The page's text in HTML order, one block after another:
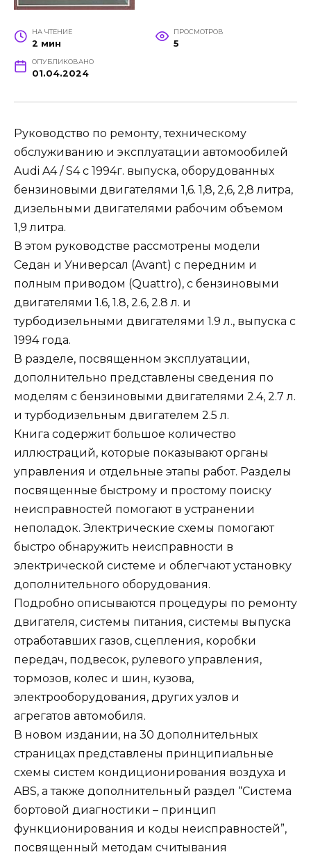
НА ЧТЕНИЕ
2 мин
ПРОСМОТРОВ
5
ОПУБЛИКОВАНО
01.04.2024
Руководство по ремонту, техническому
обслуживанию и эксплуатации автомообилей
Audi A4 / S4 с 1994г. выпуска, оборудованных
бензиновыми двигателями 1,6. 1,8, 2,6, 2,8 литра,
дизельными двигателями рабочим объемом
1,9 литра.
В этом руководстве рассмотрены модели
Седан и Универсал (Avant) с передним и
полным приводом (Quattro), с бензиновыми
двигателями 1.6, 1.8, 2.6, 2.8 л. и
турбодизельными двигателями 1.9 л., выпуска с
1994 года.
В разделе, посвященном эксплуатации,
дополнительно представлены сведения по
моделям с бензиновыми двигателями 2.4, 2.7 л.
и турбодизельным двигателем 2.5 л.
Книга содержит большое количество
иллюстраций, которые показывают органы
управления и отдельные этапы работ. Разделы
посвященные быстрому и простому поиску
неисправностей помогают в устранении
неполадок. Электрические схемы помогают
быстро обнаружить неисправности в
электрической системе и облегчают установку
дополнительного оборудования.
Подробно описываются процедуры по ремонту
двигателя, системы питания, системы выпуска
отработавших газов, сцепления, коробки
передач, подвесок, рулевого управления,
тормозов, колес и шин, кузова,
электрооборудования, других узлов и
агрегатов автомобиля.
В новом издании, на 30 дополнительных
страницах представлены принципиальные
схемы систем кондиционирования воздуха и
ABS, а также дополнительный раздел “Система
бортовой диагностики – принцип
функционирования и коды неисправностей”,
посвященный методам считывания